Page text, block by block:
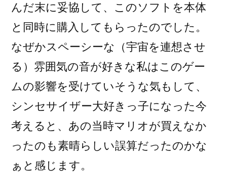
んだ末に妥協して、このソフトを本体
と同時に購入してもらったのでした。
なぜかスペーシーな（宇宙を連想させ
る）雰囲気の音が好きな私はこのゲー
ムの影響を受けていそうな気もして、
シンセサイザー大好きっ子になった今
考えると、あの当時マリオが買えなか
ったのも素晴らしい誤算だったのかな
ぁと感じます。